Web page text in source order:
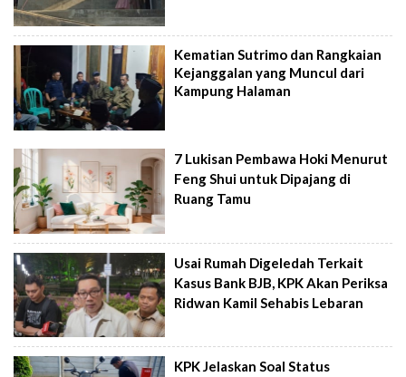
Kematian Sutrimo dan Rangkaian
Kejanggalan yang Muncul dari
Kampung Halaman
7 Lukisan Pembawa Hoki Menurut
Feng Shui untuk Dipajang di
Ruang Tamu
Usai Rumah Digeledah Terkait
Kasus Bank BJB, KPK Akan Periksa
Ridwan Kamil Sehabis Lebaran
KPK Jelaskan Soal Status